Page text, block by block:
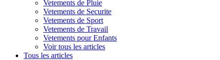
Vetements de Pluie
Vetements de Securite
Vetements de Sport
Vetements de Travail
Vetements pour Enfants
Voir tous les articles
Tous les articles